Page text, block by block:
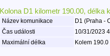
Kolona D1 kilometr 190.00, délka
Název komunikace
D1 (Praha -
Čas události
10/31/2023
Maximální délka
Kolem